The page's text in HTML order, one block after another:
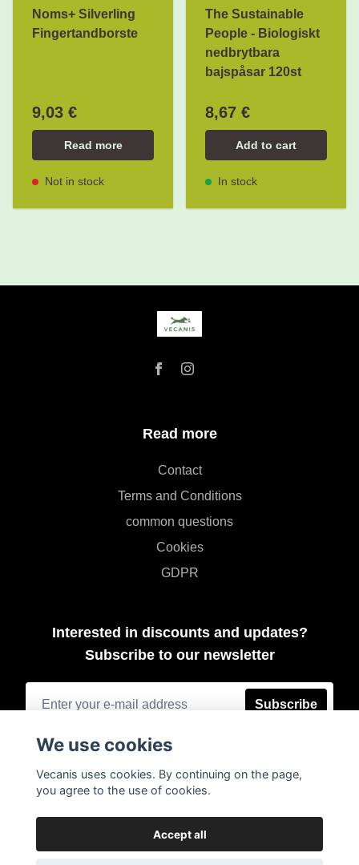
Noms+ Silverling
Fingertandborste
9,03 €
Read more
Not in stock
The Sustainable
People - Biologiskt
nedbrytbara
bajspåsar 120st
8,67 €
Add to cart
In stock
Read more
Contact
Terms and Conditions
common questions
Cookies
GDPR
Interested in discounts and updates?
Subscribe to our newsletter
Subscribe
We use cookies
Vecanis uses cookies. By continuing on the page,
you agree to the use of cookies.
Accept all